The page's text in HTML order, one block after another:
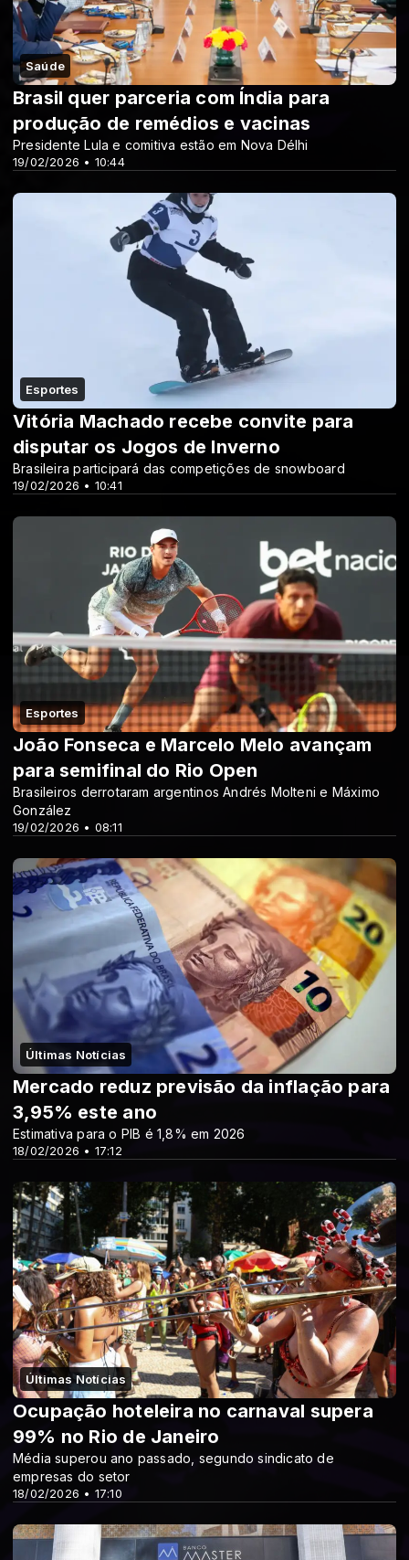
Saúde
19/02/2026 • 10:44
Brasil quer parceria com Índia para
produção de remédios e vacinas
Presidente Lula e comitiva estão em Nova Délhi
Esportes
19/02/2026 • 10:41
Vitória Machado recebe convite para
disputar os Jogos de Inverno
Brasileira participará das competições de snowboard
Esportes
19/02/2026 • 08:11
João Fonseca e Marcelo Melo avançam
para semifinal do Rio Open
Brasileiros derrotaram argentinos Andrés Molteni e Máximo
González
Últimas Notícias
18/02/2026 • 17:12
Mercado reduz previsão da inflação para
3,95% este ano
Estimativa para o PIB é 1,8% em 2026
Últimas Notícias
18/02/2026 • 17:10
Ocupação hoteleira no carnaval supera
99% no Rio de Janeiro
Média superou ano passado, segundo sindicato de
empresas do setor